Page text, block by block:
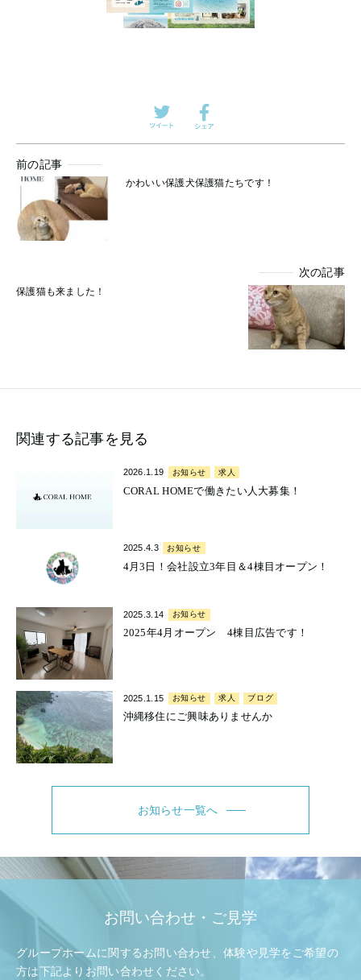
前の記事
かわいい保護犬保護猫たちです！
次の記事
保護猫も来ました！
関連する記事を見る
2026.1.19 お知らせ 求人
CORAL HOMEで働きたい人大募集！
2025.4.3 お知らせ
4月3日！会社設立3年目＆4棟目オープン！
2025.3.14 お知らせ
2025年4月オープン 4棟目広告です！
2025.1.15 お知らせ 求人 ブログ
沖縄移住にご興味ありませんか
お知らせ一覧へ
お問い合わせ・ご見学
グループホームに関するお問い合わせ、体験や見学をご希望の
方は下記よりお問い合わせください。